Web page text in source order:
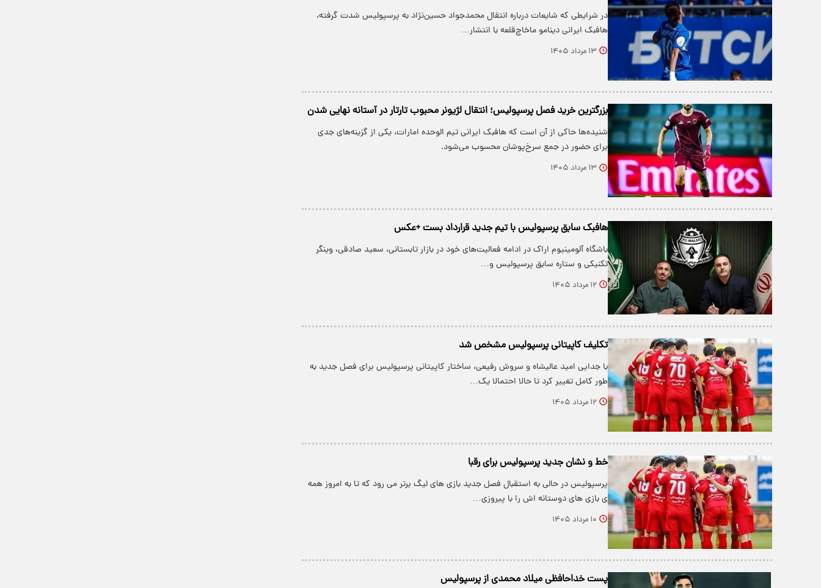
در شرایطی که شایعات درباره انتقال محمدجواد حسین‌نژاد به پرسپولیس شدت گرفته،
هافبک ایرانی دینامو ماخاچ‌قلعه با انتشار…
۱۳ مرداد ۱۴۰۵
بزرگترین خرید فصل پرسپولیس؛ انتقال لژیونر محبوب تارتار در آستانه نهایی شدن
شنیده‌ها حاکی از آن است که هافبک ایرانی تیم الوحده امارات، یکی از گزینه‌های جدی
برای حضور در جمع سرخ‌پوشان محسوب می‌شود.
۱۳ مرداد ۱۴۰۵
هافبک سابق پرسپولیس با تیم جدید قرارداد بست +عکس
باشگاه آلومینیوم اراک در ادامه فعالیت‌های خود در بازار تابستانی، سعید صادقی، وینگر
تکنیکی و ستاره سابق پرسپولیس و…
۱۲ مرداد ۱۴۰۵
تکلیف کاپیتانی پرسپولیس مشخص شد
با جدایی امید عالیشاه و سروش رفیعی، ساختار کاپیتانی پرسپولیس برای فصل جدید به
طور کامل تغییر کرد تا حالا احتمالا یک…
۱۲ مرداد ۱۴۰۵
خط و نشان جدید پرسپولیس برای رقبا
پرسپولیس در حالی به استقبال فصل جدید بازی های لیگ برتر می رود که تا به امروز همه
ی بازی های دوستانه اش را با پیروزی…
۱۰ مرداد ۱۴۰۵
پست خداحافظی میلاد محمدی از پرسپولیس